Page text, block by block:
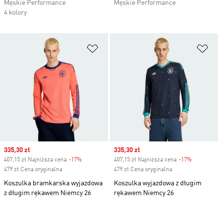
Męskie Performance
4 kolory
Męskie Performance
Dodaj do listy życzeń
Sale price
335,30 zł
407,15 zł Najniższa cena -17%
479 zł Cena oryginalna
Koszulka bramkarska wyjazdowa
z długim rękawem Niemcy 26
Sale price
335,30 zł
407,15 zł Najniższa cena -17%
479 zł Cena oryginalna
Koszulka wyjazdowa z długim
rękawem Niemcy 26